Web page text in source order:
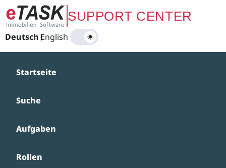
Zum Hauptinhalt springenSUPPORT CENTER
Deutsch|
English
Startseite
Suche
Aufgaben
Rollen